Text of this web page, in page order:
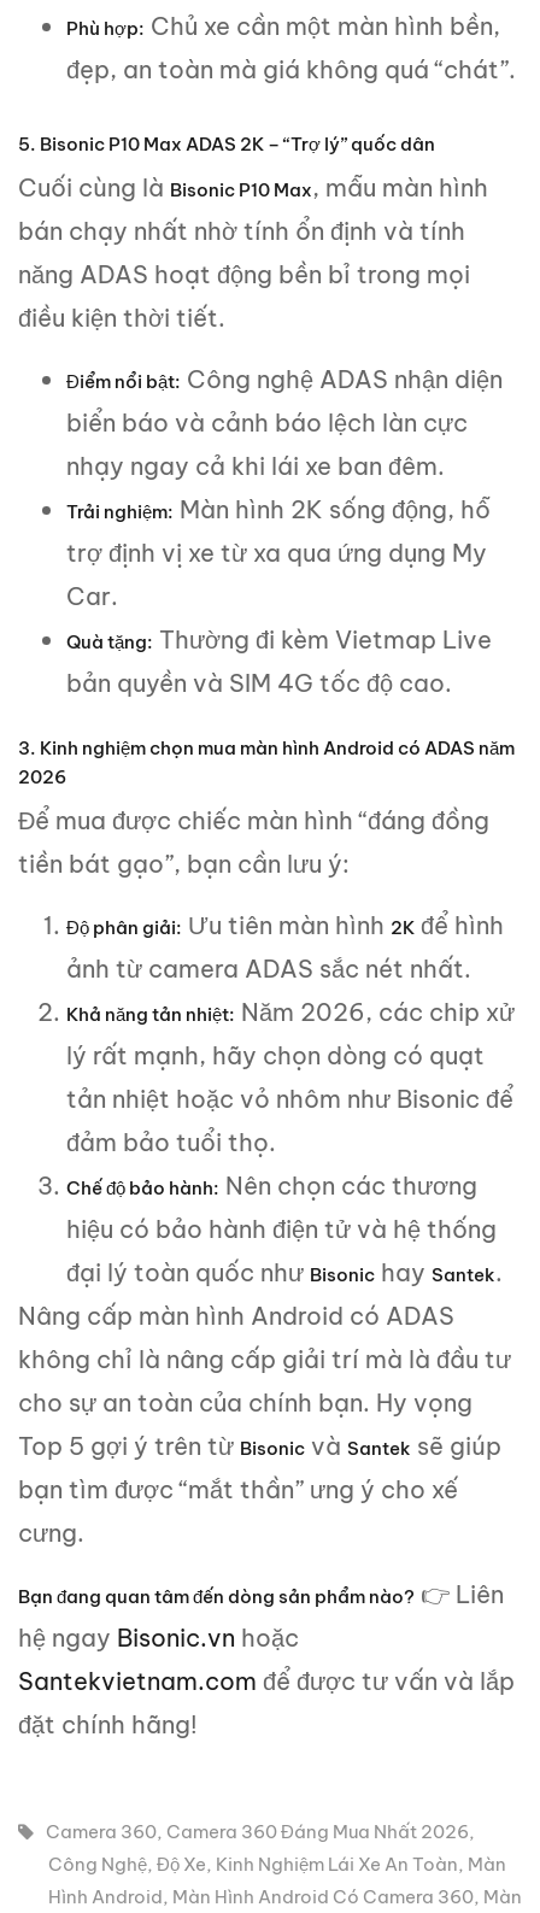
Phù hợp: Chủ xe cần một màn hình bền,
đẹp, an toàn mà giá không quá “chát”.
5. Bisonic P10 Max ADAS 2K – “Trợ lý” quốc dân
Cuối cùng là Bisonic P10 Max, mẫu màn hình
bán chạy nhất nhờ tính ổn định và tính
năng ADAS hoạt động bền bỉ trong mọi
điều kiện thời tiết.
Điểm nổi bật: Công nghệ ADAS nhận diện
biển báo và cảnh báo lệch làn cực
nhạy ngay cả khi lái xe ban đêm.
Trải nghiệm: Màn hình 2K sống động, hỗ
trợ định vị xe từ xa qua ứng dụng My
Car.
Quà tặng: Thường đi kèm Vietmap Live
bản quyền và SIM 4G tốc độ cao.
3. Kinh nghiệm chọn mua màn hình Android có ADAS năm
2026
Để mua được chiếc màn hình “đáng đồng
tiền bát gạo”, bạn cần lưu ý:
Độ phân giải: Ưu tiên màn hình 2K để hình
ảnh từ camera ADAS sắc nét nhất.
Khả năng tản nhiệt: Năm 2026, các chip xử
lý rất mạnh, hãy chọn dòng có quạt
tản nhiệt hoặc vỏ nhôm như Bisonic để
đảm bảo tuổi thọ.
Chế độ bảo hành: Nên chọn các thương
hiệu có bảo hành điện tử và hệ thống
đại lý toàn quốc như Bisonic hay Santek.
Nâng cấp màn hình Android có ADAS
không chỉ là nâng cấp giải trí mà là đầu tư
cho sự an toàn của chính bạn. Hy vọng
Top 5 gợi ý trên từ Bisonic và Santek sẽ giúp
bạn tìm được “mắt thần” ưng ý cho xế
cưng.
Bạn đang quan tâm đến dòng sản phẩm nào? 👉 Liên
hệ ngay Bisonic.vn hoặc
Santekvietnam.com để được tư vấn và lắp
đặt chính hãng!
Camera 360, Camera 360 Đáng Mua Nhất 2026,
Công Nghệ, Độ Xe, Kinh Nghiệm Lái Xe An Toàn, Màn
Hình Android, Màn Hình Android Có Camera 360, Màn